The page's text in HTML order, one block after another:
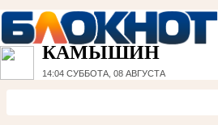
КАМЫШИН
14:04 СУББОТА, 08 АВГУСТА